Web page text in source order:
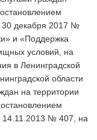
30 декабря 2017 №
и «Поддержка
условий, на
в Ленинградской
области
на территории
14.11.2013 № 407, на